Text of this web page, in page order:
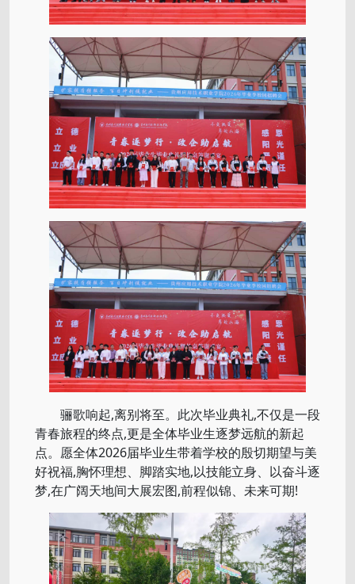
骊歌响起,离别将至。此次毕业典礼,不仅是一段
青春旅程的终点,更是全体毕业生逐梦远航的新起
点。愿全体2026届毕业生带着学校的殷切期望与美
好祝福,胸怀理想、脚踏实地,以技能立身、以奋斗逐
梦,在广阔天地间大展宏图,前程似锦、未来可期!